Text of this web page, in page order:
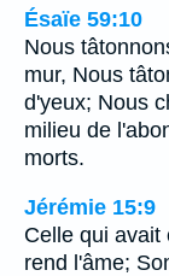
Ésaïe 59:10
Nous
mur, Nous
d'yeux; Nous
milieu de
morts.
Jérémie 15:9
Celle qui avait
rend l'âme;